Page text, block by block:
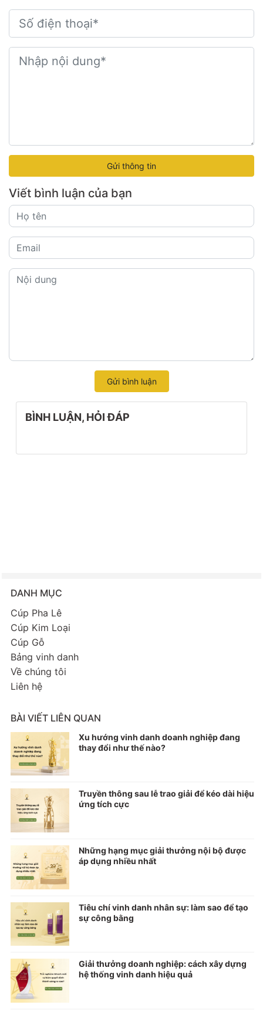
Gửi thông tin
Viết bình luận của bạn
Gửi bình luận
BÌNH LUẬN, HỎI ĐÁP
DANH MỤC
Cúp Pha Lê
Cúp Kim Loại
Cúp Gỗ
Bảng vinh danh
Về chúng tôi
Liên hệ
BÀI VIẾT LIÊN QUAN
Xu hướng vinh danh doanh nghiệp đang
thay đổi như thế nào?
Truyền thông sau lễ trao giải để kéo dài hiệu
ứng tích cực
Những hạng mục giải thưởng nội bộ được
áp dụng nhiều nhất
Tiêu chí vinh danh nhân sự: làm sao để tạo
sự công bằng
Giải thưởng doanh nghiệp: cách xây dựng
hệ thống vinh danh hiệu quả